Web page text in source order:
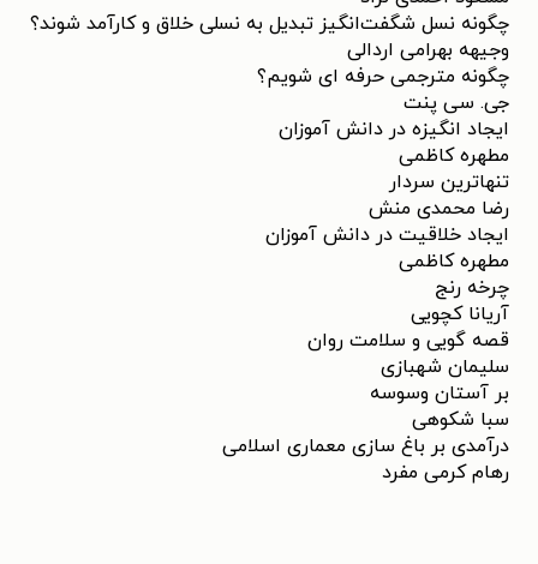
چگونه نسل شگفت‌انگیز تبدیل به نسلی خلاق و کارآمد شوند؟
وجیهه بهرامی اردالی
چگونه مترجمی حرفه ای شویم؟
جی. سی پنت
ایجاد انگیزه در دانش آموزان
مطهره کاظمی
تنهاترین سردار
رضا محمدی منش
ایجاد خلاقیت در دانش آموزان
مطهره کاظمی
چرخه رنج
آریانا کچویی
قصه گویی و سلامت روان
سلیمان شهبازی
بر آستان وسوسه
سبا شکوهی
درآمدی بر باغ سازی معماری اسلامی
رﻫﺎم ﮐﺮﻣﻰ ﻣﻔﺮد